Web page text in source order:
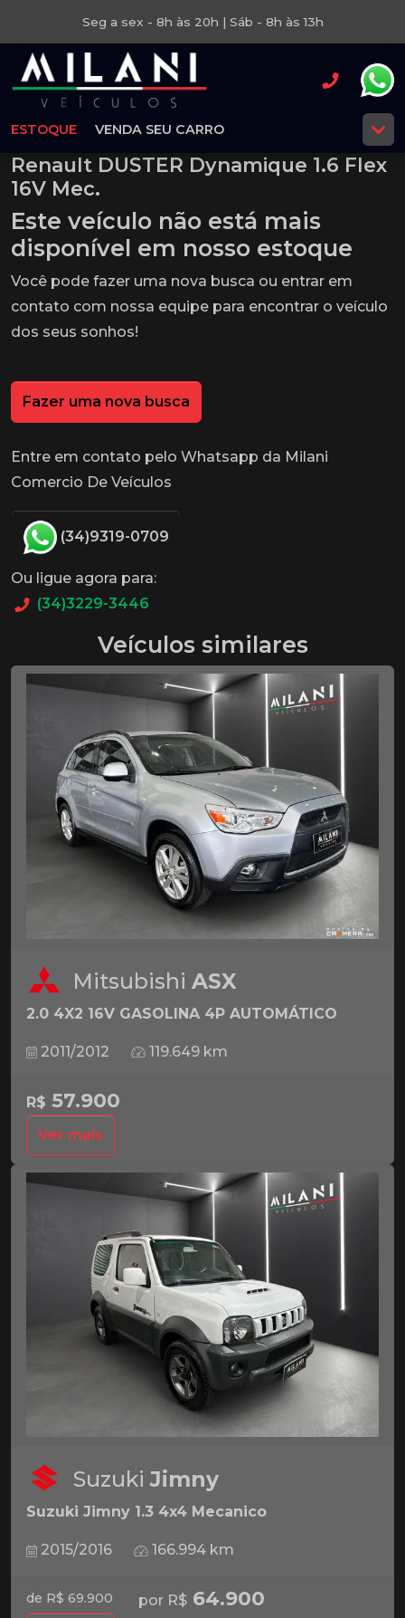
Seg a sex - 8h às 20h | Sáb - 8h às 13h
ESTOQUE VENDA SEU CARRO
Renault DUSTER Dynamique 1.6 Flex
16V Mec.
Este veículo não está mais
disponível em nosso estoque
Você pode fazer uma nova busca ou entrar em
contato com nossa equipe para encontrar o veículo
dos seus sonhos!
Fazer uma nova busca
Entre em contato pelo Whatsapp da Milani
Comercio De Veículos
(34)9319-0709
Ou ligue agora para:
(34)3229-3446
Veículos similares
Mitsubishi ASX
2.0 4X2 16V GASOLINA 4P AUTOMÁTICO
2011/2012 119.649 km
R$ 57.900
Ver mais
SuzukiJimny
Suzuki Jimny 1.3 4x4 Mecanico
2015/2016 166.994 km
de R$ 69.900 por R$ 64.900